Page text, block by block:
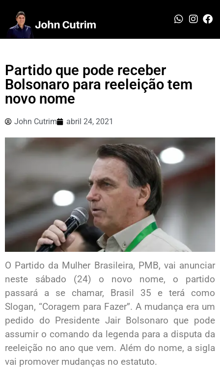
Partido que pode receber
Bolsonaro para reeleição tem
novo nome
John Cutrim abril 24, 2021
O Partido da Mulher Brasileira, PMB, vai anunciar
neste sábado (24) o novo nome, o partido
passará a se chamar, Brasil 35 e terá como
Slogan, “Coragem para Fazer”. A mudança era um
pedido do Presidente Jair Bolsonaro que pode
assumir o comando da legenda para a disputa da
reeleição no ano que vem. Além do nome, a sigla
vai promover mudanças no estatuto.